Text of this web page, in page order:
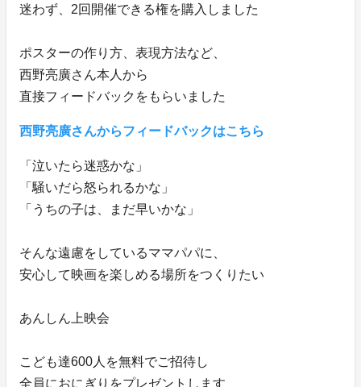
迷わず、2回開催できる権を購入しました
ポスターの作り方、表現方法など、
西野亮廣さん本人から
直接フィードバックをもらいました
西野亮廣さんからフィードバックはこちら
「泣いたら迷惑かな」
「騒いだら怒られるかな」
「うちの子は、まだ早いかな」
そんな遠慮をしているママパパに、
安心して映画を楽しめる場所をつくりたい
あんしん上映会
こども達600人を無料でご招待し
全員におにぎりをプレゼントします